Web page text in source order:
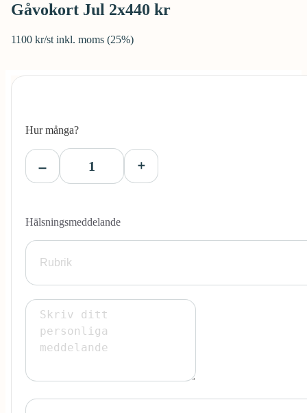
Gåvokort Jul 2x440 kr
1100 kr/st inkl. moms (25%)
Hur många?
Hälsningsmeddelande